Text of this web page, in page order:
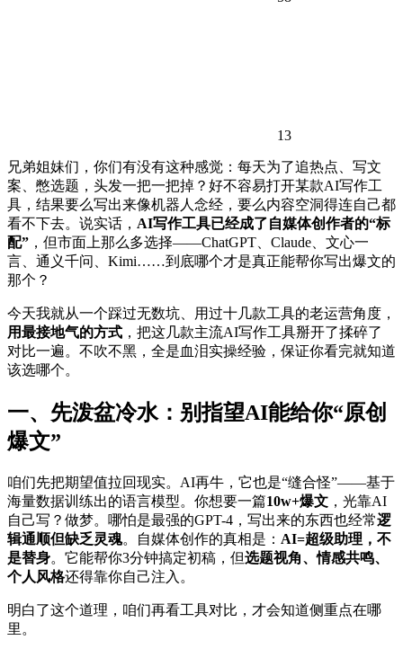
13
兄弟姐妹们，你们有没有这种感觉：每天为了追热点、写文
案、憋选题，头发一把一把掉？好不容易打开某款AI写作工
具，结果要么写出来像机器人念经，要么内容空洞得连自己都
看不下去。说实话， AI写作工具已经成了自媒体创作者的“标
配” ，但市面上那么多选择——ChatGPT、Claude、文心一
言、通义千问、Kimi……到底哪个才是真正能帮你写出爆文的
那个？
今天我就从一个踩过无数坑、用过十几款工具的老运营角度，
用最接地气的方式 ，把这几款主流AI写作工具掰开了揉碎了
对比一遍。不吹不黑，全是血泪实操经验，保证你看完就知道
该选哪个。
一、先泼盆冷水：别指望AI能给你“原创
爆文”
咱们先把期望值拉回现实。AI再牛，它也是“缝合怪”——基于
海量数据训练出的语言模型。你想要一篇10w+爆文 ，光靠AI
自己写？做梦。哪怕是最强的GPT-4，写出来的东西也经常逻
辑通顺但缺乏灵魂。自媒体创作的真相是： AI=超级助理，不
是替身。它能帮你3分钟搞定初稿，但选题视角、情感共鸣、
个人风格还得靠你自己注入。
明白了这个道理，咱们再看工具对比，才会知道侧重点在哪
里。